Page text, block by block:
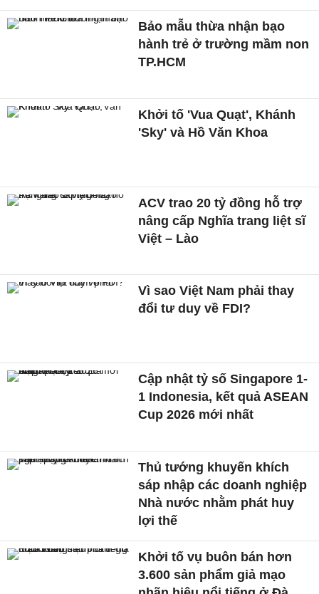
Bảo mẫu thừa nhận bạo
hành trẻ ở trường mầm non
TP.HCM
Khởi tố 'Vua Quạt', Khánh
'Sky' và Hồ Văn Khoa
ACV trao 20 tỷ đồng hỗ trợ
nâng cấp Nghĩa trang liệt sĩ
Việt – Lào
Vì sao Việt Nam phải thay
đổi tư duy về FDI?
Cập nhật tỷ số Singapore 1-
1 Indonesia, kết quả ASEAN
Cup 2026 mới nhất
Thủ tướng khuyến khích
sáp nhập các doanh nghiệp
Nhà nước nhằm phát huy
lợi thế
Khởi tố vụ buôn bán hơn
3.600 sản phẩm giả mạo